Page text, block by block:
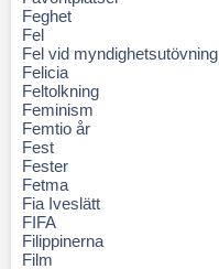
Feghet
Fel
Fel vid myndighetsutövning
Felicia
Feltolkning
Feminism
Femtio år
Fest
Fester
Fetma
Fia Iveslätt
FIFA
Filippinerna
Film